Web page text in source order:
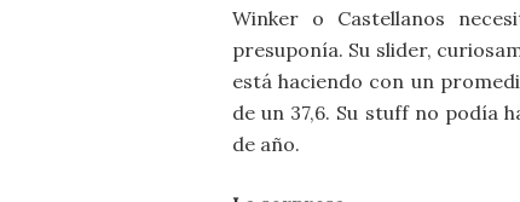
Winker o Castellanos
presuponía. Su slider,
está haciendo con un
de un 37,6. Su stuff no podía
de año.